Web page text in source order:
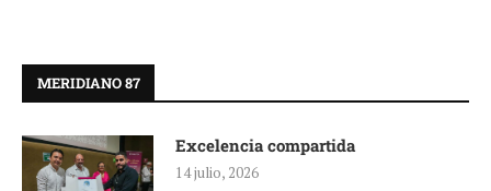
MERIDIANO 87
Excelencia compartida
14 julio, 2026